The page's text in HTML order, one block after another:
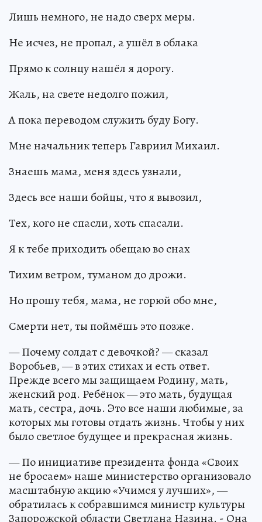
Лишь немного, не надо сверх меры.
Не исчез, не пропал, а ушёл в облака
Прямо к солнцу нашёл я дорогу.
Жаль, на свете недолго пожил,
А пока переводом служить буду Богу.
Мне начальник теперь Гавриил Михаил.
Знаешь мама, меня здесь узнали,
Здесь все наши бойцы, что я вывозил,
Тех, кого не спасли, хоть спасали.
Я к тебе приходить обещаю во снах
Тихим ветром, туманом до дрожи.
Но прошу тебя, мама, не горюй обо мне,
Смерти нет, ты поймёшь это позже.
— Почему солдат с девочкой? — сказал
Воробьев, — в этих стихах и есть ответ.
Прежде всего мы защищаем Родину, мать,
женский род. Ребёнок — это мать, будущая
мать, сестра, дочь. Это все наши любимые, за
которых мы готовы отдать жизнь. Чтобы у них
было светлое будущее и прекрасная жизнь.
— По инициативе президента фонда «Своих
не бросаем» наше министерство организовало
масштабную акцию «Учимся у лучших», —
обратилась к собравшимся министр культуры
Запорожской области Светлана Назина. - Она